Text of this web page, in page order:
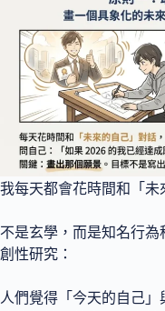
我每天都會花時間和「未
不是玄學，而是知名行
創性研究：
人們覺得「今天的自己